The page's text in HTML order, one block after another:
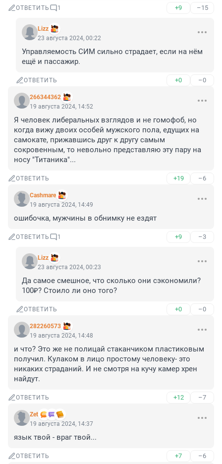
ОТВЕТИТЬ 1 +9 –15
Lizz
23 августа 2024, 00:22
Управляемость СИМ сильно страдает, если на нём
ещё и пассажир.
ОТВЕТИТЬ +0 –0
266344362
19 августа 2024, 14:52
Я человек либеральных взглядов и не гомофоб, но
когда вижу двоих особей мужского пола, едущих на
самокате, прижавшись друг к другу самым
сокровенным, то невольно представляю эту пару на
носу "Титаника"...
ОТВЕТИТЬ +19 –6
Cashmare
19 августа 2024, 14:49
ошибочка, мужчины в обнимку не ездят
ОТВЕТИТЬ 1 +9 –3
Lizz
23 августа 2024, 00:23
Да самое смешное, что сколько они сэкономили?
100₽? Стоило ли оно того?
ОТВЕТИТЬ +0 –0
282260573
19 августа 2024, 14:48
и что? Это же не полицай стаканчиком пластиковым
получил. Кулаком в лицо простому человеку- это
никаких страданий. И не смотря на кучу камер хрен
найдут.
ОТВЕТИТЬ +12 –7
Zet
19 августа 2024, 14:37
язык твой - враг твой...
ОТВЕТИТЬ +7 –6